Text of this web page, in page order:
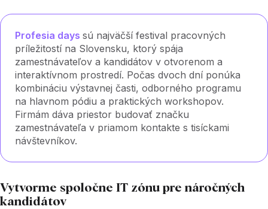
Profesia days sú najväčší festival pracovných
príležitostí na Slovensku, ktorý spája
zamestnávateľov a kandidátov v otvorenom a
interaktívnom prostredí. Počas dvoch dní ponúka
kombináciu výstavnej časti, odborného programu
na hlavnom pódiu a praktických workshopov.
Firmám dáva priestor budovať značku
zamestnávateľa v priamom kontakte s tisíckami
návštevníkov.
Vytvorme spoločne IT zónu pre náročných
kandidátov